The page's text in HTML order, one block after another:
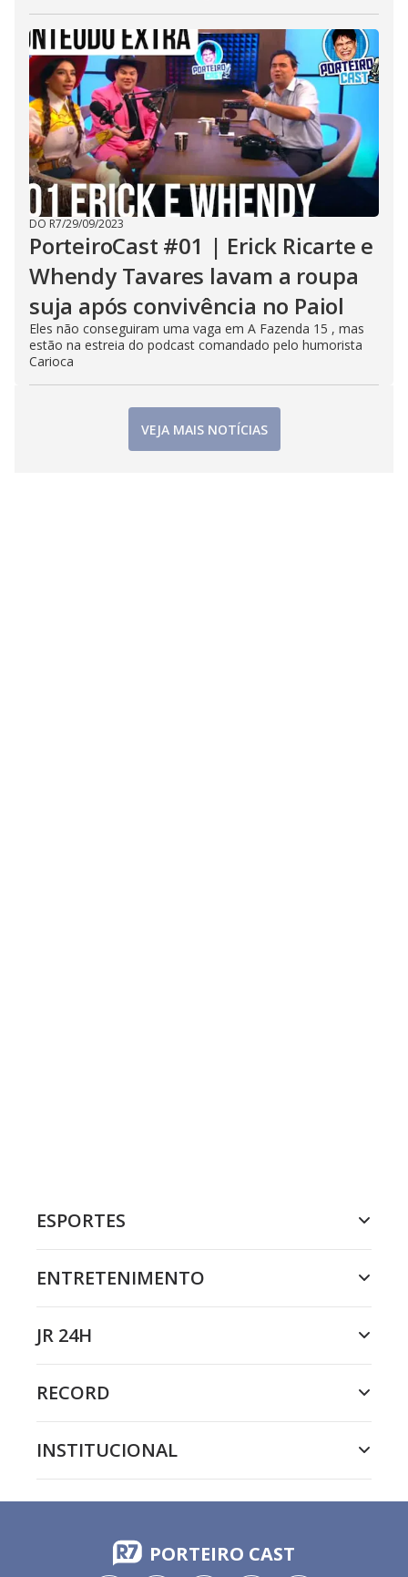
DO R7/29/09/2023
PorteiroCast #01 | Erick Ricarte e
Whendy Tavares lavam a roupa
suja após convivência no Paiol
Eles não conseguiram uma vaga em A Fazenda 15 , mas
estão na estreia do podcast comandado pelo humorista
Carioca
VEJA MAIS NOTÍCIAS
ESPORTES
ENTRETENIMENTO
JR 24H
RECORD
INSTITUCIONAL
PORTEIRO CAST